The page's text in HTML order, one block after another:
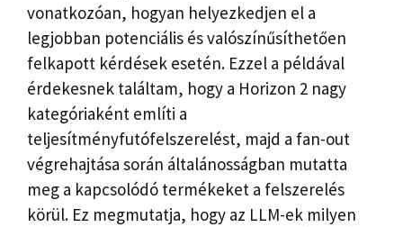
vonatkozóan, hogyan helyezkedjen el a
legjobban potenciális és valószínűsíthetően
felkapott kérdések esetén. Ezzel a példával
érdekesnek találtam, hogy a Horizon 2 nagy
kategóriaként említi a
teljesítményfutófelszerelést, majd a fan-out
végrehajtása során általánosságban mutatta
meg a kapcsolódó termékeket a felszerelés
körül. Ez megmutatja, hogy az LLM-ek milyen